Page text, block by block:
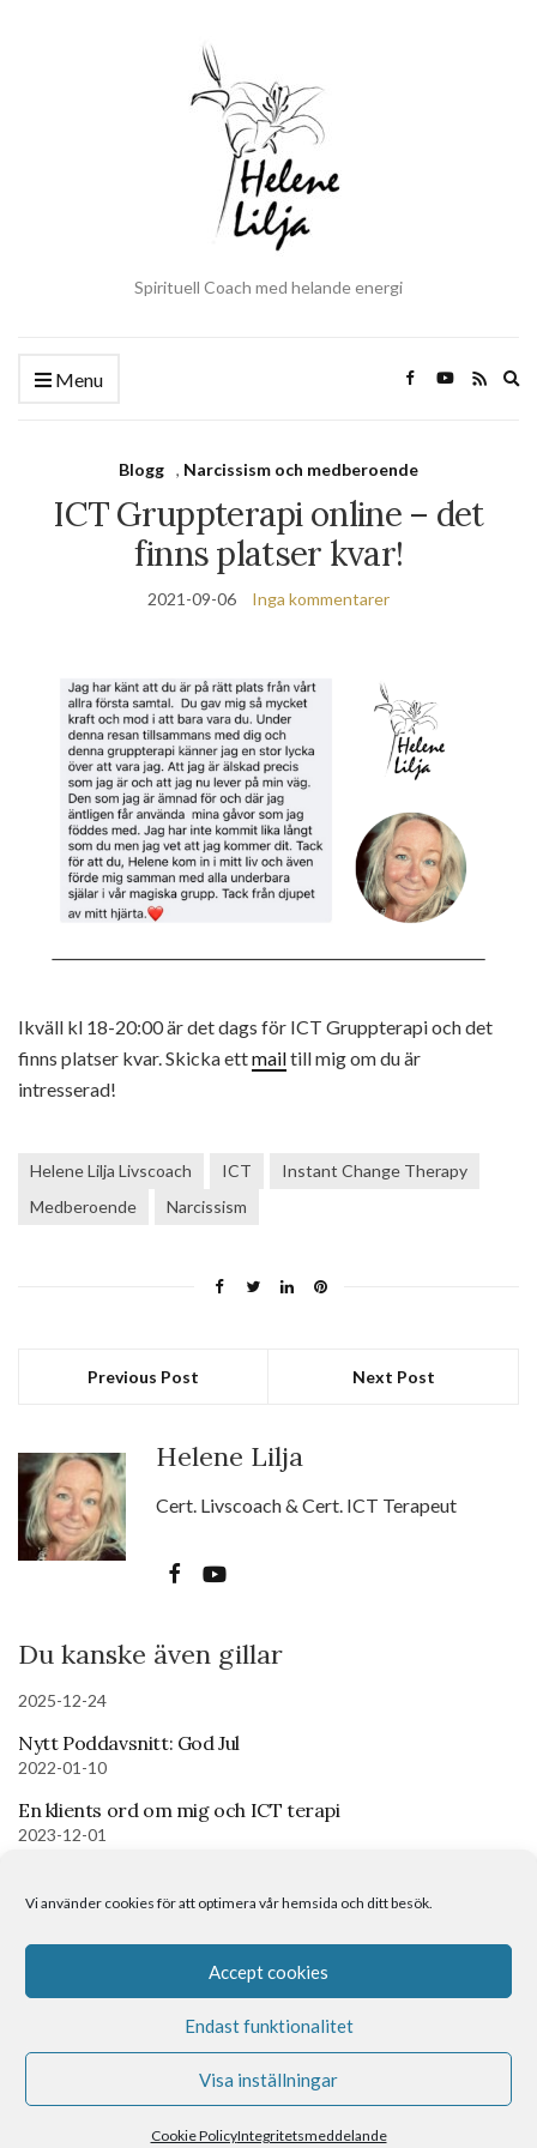
Vi använder cookies för att optimera vår hemsida och ditt besök.
Accept cookies
Endast funktionalitet
Visa inställningar
Cookie PolicyIntegritetsmeddelande
Spirituell Coach med helande energi
Menu
Blogg , Narcissism och medberoende
ICT Gruppterapi online – det
finns platser kvar!
2021-09-06 Inga kommentarer
Ikväll kl 18-20:00 är det dags för ICT Gruppterapi och det
finns platser kvar. Skicka ettmailtill mig om du är
intresserad!
Helene Lilja Livscoach ICT
Instant Change Therapy
Medberoende
Narcissism
Previous Post Next Post
Helene Lilja
Cert. Livscoach & Cert. ICT Terapeut
Du kanske även gillar
2025-12-24
Nytt Poddavsnitt: God Jul
2022-01-10
En klients ord om mig och ICT terapi
2023-12-01